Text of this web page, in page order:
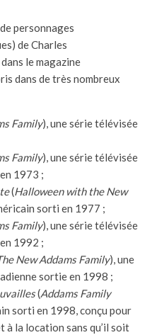
personnages
de Charles
le magazine
dans de très nombreux
Family), une série télévisée
Family), une série télévisée
1973 ;
(Halloween with the New
sorti en 1977 ;
Family), une série télévisée
1992 ;
New Addams Family), une
sortie en 1998 ;
(Addams Family
sorti en 1998, conçu pour
la location sans qu’il soit